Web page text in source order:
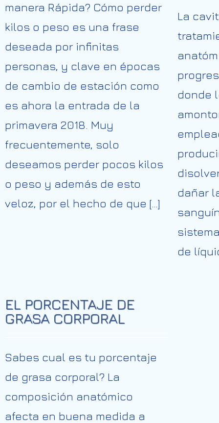
manera Rápida? Cómo perder
kilos o peso es una frase
deseada por infinitas
personas, y clave en épocas
de cambio de estación como
es ahora la entrada de la
primavera 2018. Muy
frecuentemente, solo
deseamos perder pocos kilos
o peso y además de esto
veloz, por el hecho de que […]
La
donde
dañar
de
EL PORCENTAJE DE
GRASA CORPORAL
Sabes cual es tu porcentaje
de grasa corporal? La
composición anatómico
afecta en buena medida a